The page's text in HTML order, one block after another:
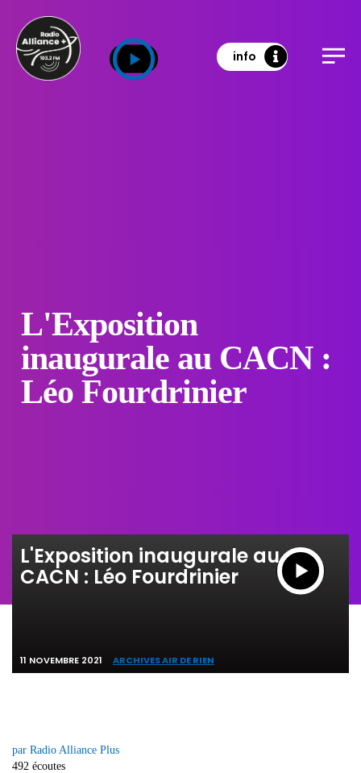
info
L'Exposition
inaugurale au CACN :
Léo Fourdrinier
L'Exposition inaugurale au
CACN : Léo Fourdrinier
11 NOVEMBRE 2021 ARCHIVES AIR DE RIEN
par Radio Alliance Plus
492 écoutes